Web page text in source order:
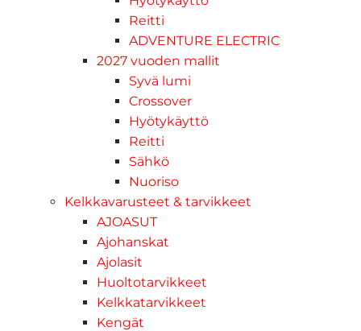
Reitti
ADVENTURE ELECTRIC
2027 vuoden mallit
Syvä lumi
Crossover
Hyötykäyttö
Reitti
Sähkö
Nuoriso
Kelkkavarusteet & tarvikkeet
AJOASUT
Ajohanskat
Ajolasit
Huoltotarvikkeet
Kelkkatarvikkeet
Kengät